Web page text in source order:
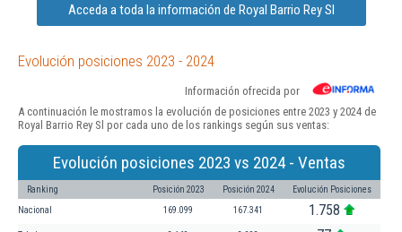
Acceda a toda la información de Royal Barrio Rey Sl
Evolución posiciones 2023 - 2024
Información ofrecida por
A continuación le mostramos la evolución de posiciones entre 2023 y 2024 de
Royal Barrio Rey Sl por cada uno de los rankings según sus ventas:
Evolución posiciones 2023 vs 2024 - Ventas
Ranking Posición 2023 Posición 2024 Evolución Posiciones
Nacional 169.099 167.341 1.758